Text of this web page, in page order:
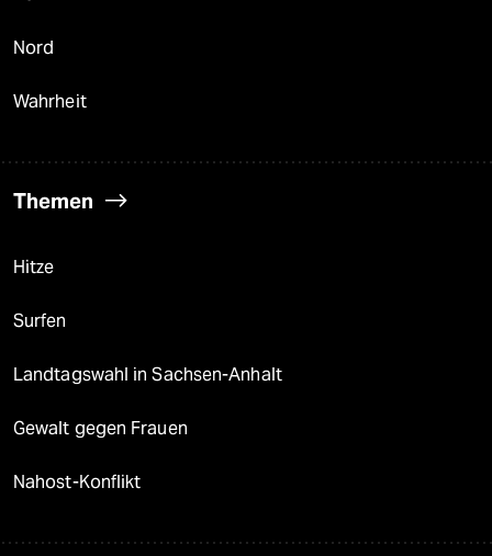
Nord
Wahrheit
Themen
Hitze
Surfen
Landtagswahl in Sachsen-Anhalt
Gewalt gegen Frauen
Nahost-Konflikt